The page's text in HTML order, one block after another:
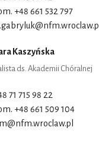
+48 661 532 797
Kaszyńska
ds. Akademii Chóralnej
71 715 98 22
+48 661 509 104